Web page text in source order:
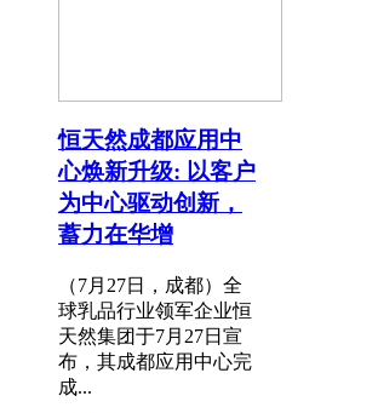
恒天然成都应用中
心焕新升级: 以客户
为中心驱动创新，
蓄力在华增
（7月27日，成都）全
球乳品行业领军企业恒
天然集团于7月27日宣
布，其成都应用中心完
成...